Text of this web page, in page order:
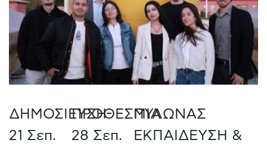
ΔΗΜΟΣΙΕΥΣΗ
21 Σεπ.
ΠΡΟΘΕΣΜΙΑ
28 Σεπ.
ΠΥΛΩΝΑΣ
ΕΚΠΑΙΔΕΥΣΗ &